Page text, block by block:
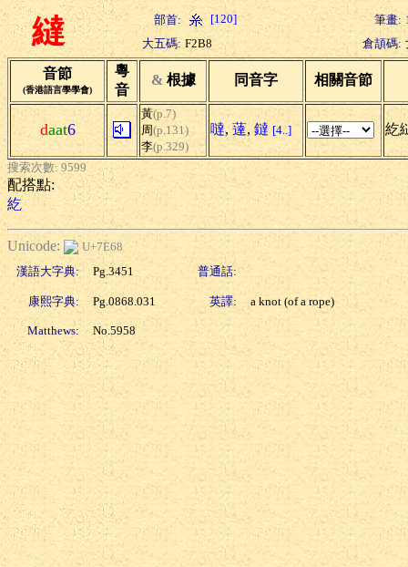
繨 部首: [120] 筆畫:
大五碼: F2B8 倉頡碼:
音節
(香港語言學學會)
粵
音
& 根據 同音字 相關音節
daat6
黃(p.7)
周(p.131)
李(p.329)
噠, 薘, 鐽 [4..] 紇
搜索次數: 9599
配搭點:
紇
Unicode:
U+7E68
漢語大字典:
Pg.3451 普通話:
康熙字典: Pg.0868.031 英譯: a knot (of a rope)
Matthews: No.5958